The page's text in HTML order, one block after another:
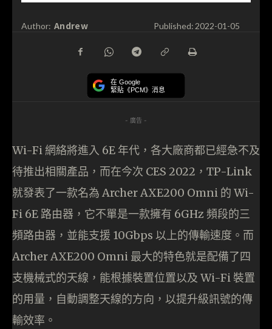
Author: Andrew Published: 2022-01-05
在 Google
緊貼《PCM》消息
- 廣告 -
Wi-Fi 網絡將進入 6E 年代，各大廠商都已經急不及
待推出相關產品，而在今次 CES 2022，TP-Link
就發表了一款名為 Archer AXE200 Omni 的 Wi-
Fi 6E 路由器，它不單是一款擁有 6GHz 頻段的三
頻路由器，並能支援 10Gbps 以上的傳輸速度。而
Archer AXE200 Omni 最大的特色就是配備了四
支機械式的天線，能根據裝置位置以及 Wi-Fi 裝置
的用量，自動調整天線的方向，以提升級訊號的傳
輸效率。